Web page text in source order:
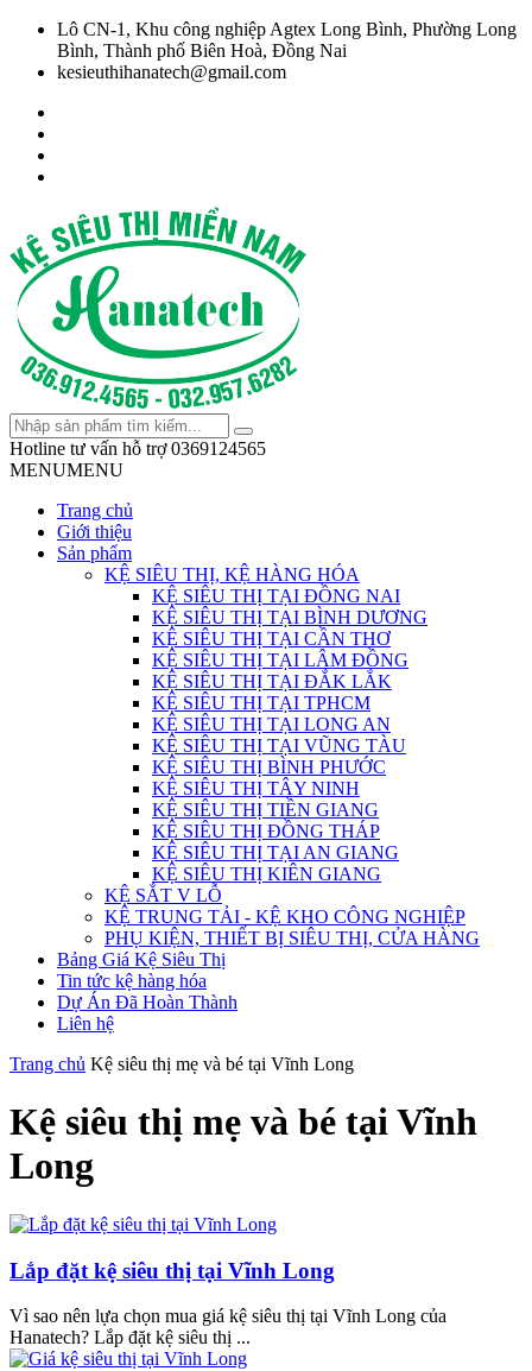
Lô CN-1, Khu công nghiệp Agtex Long Bình, Phường Long
Bình, Thành phố Biên Hoà, Đồng Nai
kesieuthihanatech@gmail.com
Hotline tư vấn hỗ trợ 0369124565
MENUMENU
Trang chủ
Giới thiệu
Sản phẩm
KỆ SIÊU THỊ, KỆ HÀNG HÓA
KỆ SIÊU THỊ TẠI ĐỒNG NAI
KỆ SIÊU THỊ TẠI BÌNH DƯƠNG
KỆ SIÊU THỊ TẠI CẦN THƠ
KỆ SIÊU THỊ TẠI LÂM ĐỒNG
KỆ SIÊU THỊ TẠI ĐẮK LẮK
KỆ SIÊU THỊ TẠI TPHCM
KỆ SIÊU THỊ TẠI LONG AN
KỆ SIÊU THỊ TẠI VŨNG TÀU
KỆ SIÊU THỊ BÌNH PHƯỚC
KỆ SIÊU THỊ TÂY NINH
KỆ SIÊU THỊ TIỀN GIANG
KỆ SIÊU THỊ ĐỒNG THÁP
KỆ SIÊU THỊ TẠI AN GIANG
KỆ SIÊU THỊ KIÊN GIANG
KỆ SẮT V LỖ
KỆ TRUNG TẢI - KỆ KHO CÔNG NGHIỆP
PHỤ KIỆN, THIẾT BỊ SIÊU THỊ, CỬA HÀNG
Bảng Giá Kệ Siêu Thị
Tin tức kệ hàng hóa
Dự Án Đã Hoàn Thành
Liên hệ
Trang chủ Kệ siêu thị mẹ và bé tại Vĩnh Long
Kệ siêu thị mẹ và bé tại Vĩnh
Long
Lắp đặt kệ siêu thị tại Vĩnh Long
Vì sao nên lựa chọn mua giá kệ siêu thị tại Vĩnh Long của
Hanatech? Lắp đặt kệ siêu thị ...